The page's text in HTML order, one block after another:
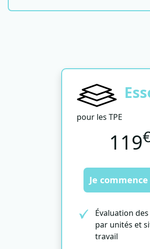
pour les TPE
119
Je
Évaluation
par unités et
travail